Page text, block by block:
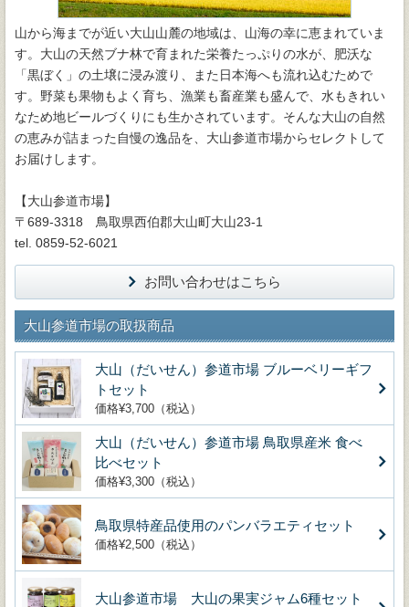
山から海までが近い大山山麓の地域は、山海の幸に恵まれていま
す。大山の天然ブナ林で育まれた栄養たっぷりの水が、肥沃な
「黒ぼく」の土壌に浸み渡り、また日本海へも流れ込むためで
す。野菜も果物もよく育ち、漁業も畜産業も盛んで、水もきれい
なため地ビールづくりにも生かされています。そんな大山の自然
の恵みが詰まった自慢の逸品を、大山参道市場からセレクトして
お届けします。
【大山参道市場】
〒689-3318 鳥取県西伯郡大山町大山23-1
tel. 0859-52-6021
お問い合わせはこちら
大山参道市場の取扱商品
大山（だいせん）参道市場 ブルーベリーギフ
トセット
価格¥3,700（税込）
大山（だいせん）参道市場 鳥取県産米 食べ
比べセット
価格¥3,300（税込）
鳥取県特産品使用のパンバラエティセット
価格¥2,500（税込）
大山参道市場 大山の果実ジャム6種セット